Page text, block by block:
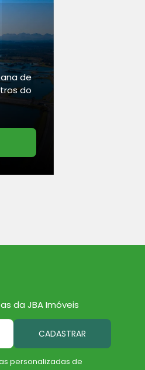
de
do
da JBA Imóveis
CADASTRAR
personalizadas de